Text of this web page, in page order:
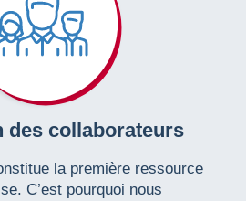
des collaborateurs
la première ressource
C’est pourquoi nous